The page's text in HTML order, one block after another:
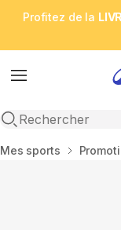
Profitez de la
Menu
Open search
Accueil
Mes sports